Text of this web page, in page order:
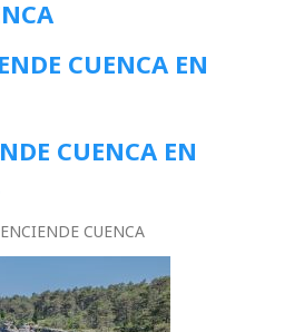
CUENCA EN
CUENCA EN
CUENCA